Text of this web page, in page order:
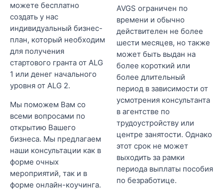
можете бесплатно
создать у нас
индивидуальный бизнес-
план, который необходим
для получения
стартового гранта от ALG
1 или денег начального
уровня от ALG 2.
Мы поможем Вам со
всеми вопросами по
открытию Вашего
бизнеса. Мы предлагаем
наши консультации как в
форме очных
мероприятий, так и в
форме онлайн-коучинга.
AVGS ограничен по
времени и обычно
действителен не более
шести месяцев, но также
может быть выдан на
более короткий или
более длительный
период в зависимости от
усмотрения консультанта
в агентстве по
трудоустройству или
центре занятости. Однако
этот срок не может
выходить за рамки
периода выплаты пособия
по безработице.